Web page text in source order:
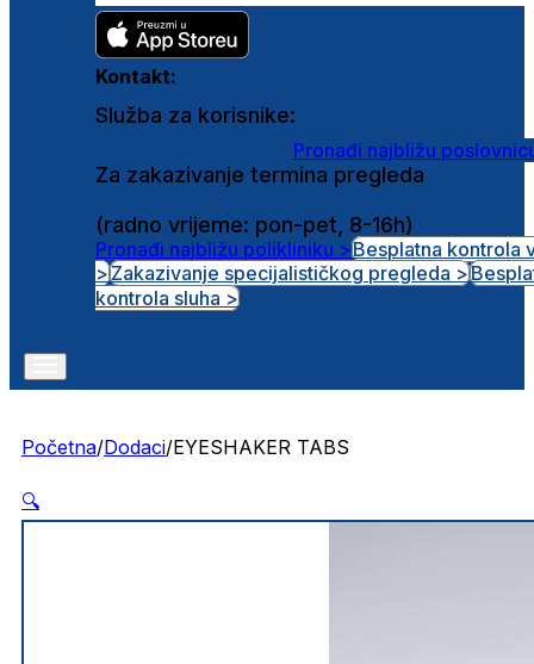
Kontakt:
Služba za korisnike:
Pronađi najbližu
Za zakazivanje termina pregleda
(radno vrijeme: pon-pet, 8-16h)
Pronađi najbližu polikliniku >Besplatna kontrola
>Zakazivanje specijalističkog pregleda >
kontrola sluha >
Početna/Dodaci/EYESHAKER TABS
🔍